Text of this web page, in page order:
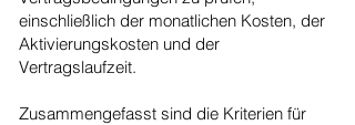
einschließlich der monatlichen Kosten, der
Aktivierungskosten und der
Vertragslaufzeit.
Zusammengefasst sind die Kriterien für